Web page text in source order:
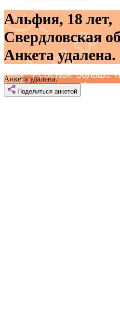
Альфия, 18 лет,
Свердловская
Анкета удалена.
Анкета удалена.
Поделиться анкетой